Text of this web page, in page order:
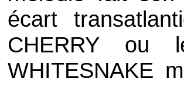
écart
CHERRYou
WHITESNAKE